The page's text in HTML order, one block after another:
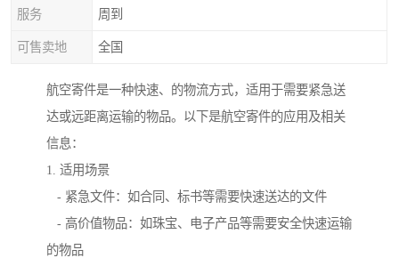
服务 周到
可售卖地 全国
航空寄件是一种快速、的物流方式，适用于需要紧急送
达或远距离运输的物品。以下是航空寄件的应用及相关
信息：
1. 适用场景
- 紧急文件：如合同、标书等需要快速送达的文件
- 高价值物品：如珠宝、电子产品等需要安全快速运输
的物品